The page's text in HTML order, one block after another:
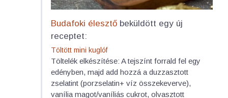
Budafoki élesztő beküldött egy új
receptet:
Töltött mini kuglóf
Töltelék elkészítése: A tejszínt forrald fel egy
edényben, majd add hozzá a duzzasztott
zselatint (porzselatin+ víz összekeverve),
vanília magot/vaníliás cukrot, olvasztott